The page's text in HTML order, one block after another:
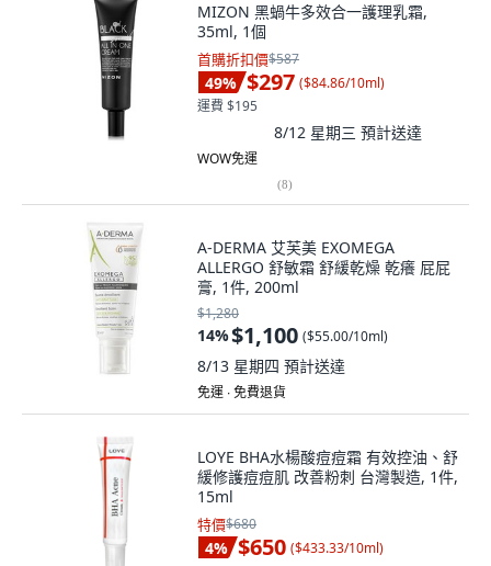
MIZON 黑蝸牛多效合一護理乳霜,
35ml, 1個
首購折扣價$587
49% $297 ($84.86/10ml)
運費 $195
8/12 星期三 預計送達
WOW免運
(8)
A-DERMA 艾芙美 EXOMEGA
ALLERGO 舒敏霜 舒緩乾燥 乾癢 屁屁
膏, 1件, 200ml
$1,280
14%$1,100 ($55.00/10ml)
8/13 星期四 預計送達
免運 ∙ 免費退貨
LOYE BHA水楊酸痘痘霜 有效控油、舒
緩修護痘痘肌 改善粉刺 台灣製造, 1件,
15ml
特價$680
4% $650 ($433.33/10ml)